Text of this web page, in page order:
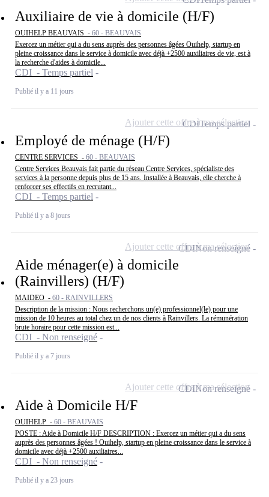
Auxiliaire de vie à domicile (H/F)
OUIHELP BEAUVAIS - 60 - BEAUVAIS
Exercez un métier qui a du sens auprès des personnes âgées Ouihelp, startup en
pleine croissance dans le service à domicile avec déjà +2500 auxiliaires de vie, est à
la recherche d'aides à domicile...
CDI - Temps partiel
Publié il y a 11 jours
Employé de ménage (H/F)
CENTRE SERVICES - 60 - BEAUVAIS
Centre Services Beauvais fait partie du réseau Centre Services, spécialiste des
services à la personne depuis plus de 15 ans. Installée à Beauvais, elle cherche à
renforcer ses effectifs en recrutant...
CDI - Temps partiel
Publié il y a 8 jours
CDITemps partiel
Ajouter cette offre à ma sélection
Aide ménager(e) à domicile
(Rainvillers) (H/F)
MAIDEO - 60 - RAINVILLERS
Description de la mission : Nous recherchons un(e) professionnel(le) pour une
mission de 10 heures au total chez un de nos clients à Rainvillers. La rémunération
brute horaire pour cette mission est...
CDI - Non renseigné
Publié il y a 7 jours
CDINon renseigné
Ajouter cette offre à ma sélection
Aide à Domicile H/F
OUIHELP - 60 - BEAUVAIS
POSTE : Aide à Domicile H/F DESCRIPTION : Exercez un métier qui a du sens
auprès des personnes âgées ! Ouihelp, startup en pleine croissance dans le service à
domicile avec déjà +2500 auxiliaires...
CDI - Non renseigné
Publié il y a 23 jours
CDINon renseigné
Ajouter cette offre à ma sélection